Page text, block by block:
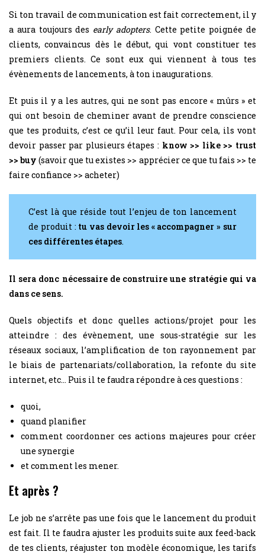
Si ton travail de communication est fait correctement, il y
a aura toujours des early adopters. Cette petite poignée de
clients, convaincus dès le début, qui vont constituer tes
premiers clients. Ce sont eux qui viennent à tous tes
évènements de lancements, à ton inaugurations.
Et puis il y a les autres, qui ne sont pas encore « mûrs » et
qui ont besoin de cheminer avant de prendre conscience
que tes produits, c’est ce qu’il leur faut. Pour cela, ils vont
devoir passer par plusieurs étapes : know >> like >> trust
>> buy (savoir que tu existes >> apprécier ce que tu fais >> te
faire confiance >> acheter)
C’est là que réside tout l’enjeu de ton lancement
de produit : tu vas devoir les « accompagner » sur
ces différentes étapes.
Il sera donc nécessaire de construire une stratégie qui va
dans ce sens.
Quels objectifs et donc quelles actions/projet pour les
atteindre : des évènement, une sous-stratégie sur les
réseaux sociaux, l’amplification de ton rayonnement par
le biais de partenariats/collaboration, la refonte du site
internet, etc… Puis il te faudra répondre à ces questions :
quoi,
quand planifier
comment coordonner ces actions majeures pour créer
une synergie
et comment les mener.
Et après ?
Le job ne s’arrête pas une fois que le lancement du produit
est fait. Il te faudra ajuster les produits suite aux feed-back
de tes clients, réajuster ton modèle économique, les tarifs